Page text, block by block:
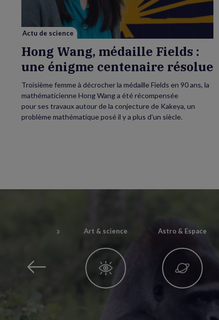
une
énigme
centenaire
résolue
Actu de science
Hong Wang, médaille Fields :
une énigme centenaire résolue
Troisième femme à décrocher la médaille Fields en 90 ans, la
mathématicienne Hong Wang a été récompensée
pour ses travaux autour de la conjecture de Kakeya, un
problème mathématique posé il y a plus d'un siècle.
& Paléonto Art & science Astro & Espace